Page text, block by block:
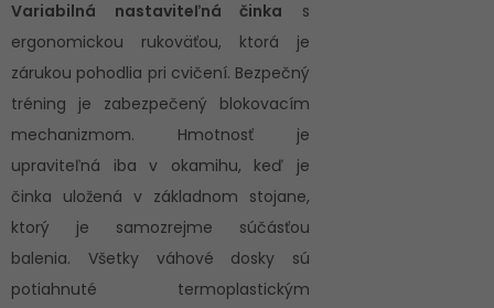
Variabilná nastaviteľná činka s
ergonomickou rukoväťou, ktorá je
zárukou pohodlia pri cvičení. Bezpečný
tréning je zabezpečený blokovacím
mechanizmom. Hmotnosť je
upraviteľná iba v okamihu, keď je
činka uložená v základnom stojane,
ktorý je samozrejme súčásťou
balenia. Všetky váhové dosky sú
potiahnuté termoplastickým